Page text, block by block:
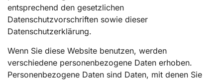
entsprechend den gesetzlichen
Datenschutzvorschriften sowie dieser
Datenschutzerklärung.
Wenn Sie diese Website benutzen, werden
verschiedene personenbezogene Daten erhoben.
Personenbezogene Daten sind Daten, mit denen Sie